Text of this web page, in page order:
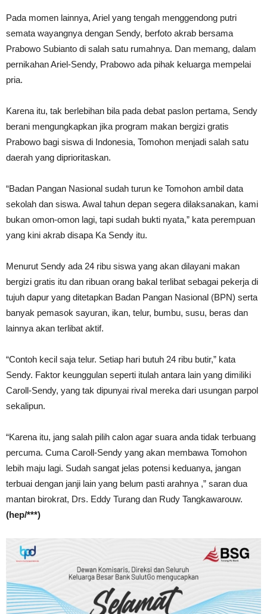
Pada momen lainnya, Ariel yang tengah menggendong putri
semata wayangnya dengan Sendy, berfoto akrab bersama
Prabowo Subianto di salah satu rumahnya. Dan memang, dalam
pernikahan Ariel-Sendy, Prabowo ada pihak keluarga mempelai
pria.
Karena itu, tak berlebihan bila pada debat paslon pertama, Sendy
berani mengungkapkan jika program makan bergizi gratis
Prabowo bagi siswa di Indonesia, Tomohon menjadi salah satu
daerah yang diprioritaskan.
“Badan Pangan Nasional sudah turun ke Tomohon ambil data
sekolah dan siswa. Awal tahun depan segera dilaksanakan, kami
bukan omon-omon lagi, tapi sudah bukti nyata,” kata perempuan
yang kini akrab disapa Ka Sendy itu.
Menurut Sendy ada 24 ribu siswa yang akan dilayani makan
bergizi gratis itu dan ribuan orang bakal terlibat sebagai pekerja di
tujuh dapur yang ditetapkan Badan Pangan Nasional (BPN) serta
banyak pemasok sayuran, ikan, telur, bumbu, susu, beras dan
lainnya akan terlibat aktif.
“Contoh kecil saja telur. Setiap hari butuh 24 ribu butir,” kata
Sendy. Faktor keunggulan seperti itulah antara lain yang dimiliki
Caroll-Sendy, yang tak dipunyai rival mereka dari usungan parpol
sekalipun.
“Karena itu, jang salah pilih calon agar suara anda tidak terbuang
percuma. Cuma Caroll-Sendy yang akan membawa Tomohon
lebih maju lagi. Sudah sangat jelas potensi keduanya, jangan
terbuai dengan janji lain yang belum pasti arahnya ,” saran dua
mantan birokrat, Drs. Eddy Turang dan Rudy Tangkawarouw.
(hep/***)